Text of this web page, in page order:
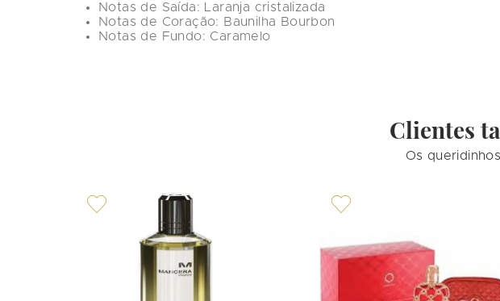
Notas de Saída: Laranja cristalizada
Notas de Coração: Baunilha Bourbon
Notas de Fundo: Caramelo
Clientes
Os